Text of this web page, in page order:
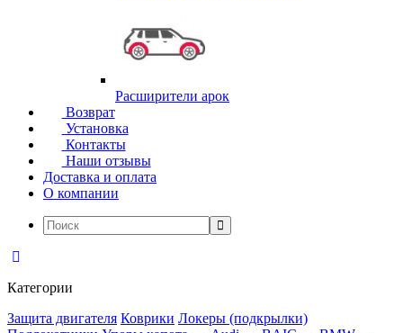
Расширители арок
Возврат
Установка
Контакты
Наши отзывы
Доставка и оплата
О компании
Категории
Защита двигателя Коврики Локеры (подкрылки)